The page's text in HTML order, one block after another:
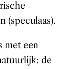
(speculaas).
met een
de